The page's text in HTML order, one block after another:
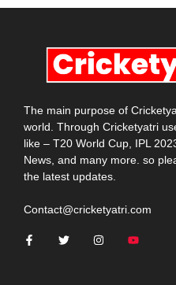
The main purpose of
world. Through Cricketyatri
like – T20 World Cup, IPL
News, and many more. so
the latest updates.
Contact@cricketyatri.com